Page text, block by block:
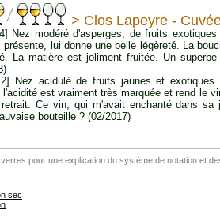
> Clos Lapeyre -
Nez modéré d'asperges, de fruits
présente, lui donne une belle légèreté. La
La matière est joliment fruitée. Un
Nez acidulé de fruits jaunes et exotiques
l'acidité est vraiment très marquée et rend le
Ce vin, qui m'avait enchanté dans sa
bouteille ? (02/2017)
pour une explication du système de notation et
sec